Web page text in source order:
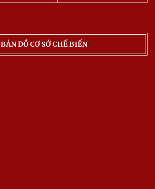
BẢN ĐỒ CƠ SỞ CHẾ BIẾN